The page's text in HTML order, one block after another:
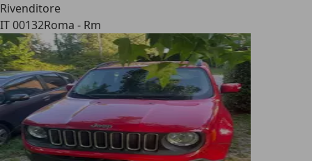
Rivenditore
IT 00132Roma - Rm